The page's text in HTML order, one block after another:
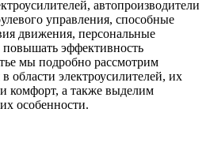
автопроизводители
управления, способные
движения, персональные
повышать эффективность
мы подробно рассмотрим
области электроусилителей, их
комфорт, а также выделим
особенности.